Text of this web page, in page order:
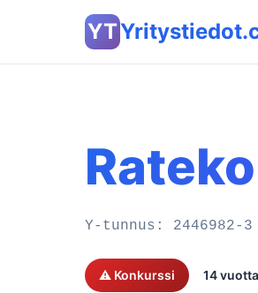
YT
Y-tunnus: 2446982-3
⚠️ Konkurssi 14 vuotta